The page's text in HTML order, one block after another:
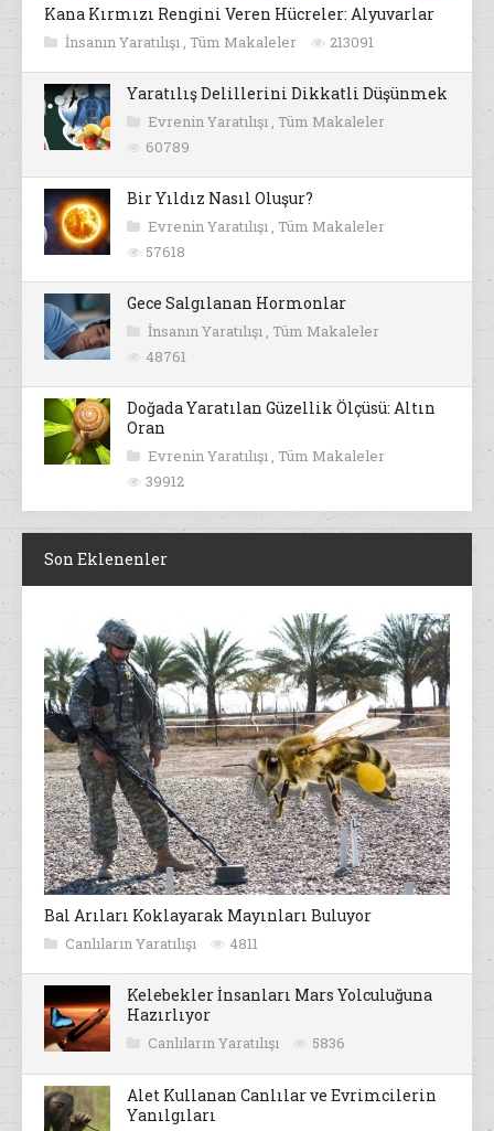
Kana Kırmızı Rengini Veren Hücreler: Alyuvarlar
İnsanın Yaratılışı , Tüm Makaleler 213091
Yaratılış Delillerini Dikkatli Düşünmek
Evrenin Yaratılışı , Tüm Makaleler
60789
Bir Yıldız Nasıl Oluşur?
Evrenin Yaratılışı , Tüm Makaleler
57618
Gece Salgılanan Hormonlar
İnsanın Yaratılışı , Tüm Makaleler
48761
Doğada Yaratılan Güzellik Ölçüsü: Altın
Oran
Evrenin Yaratılışı , Tüm Makaleler
39912
Son Eklenenler
Bal Arıları Koklayarak Mayınları Buluyor
Canlıların Yaratılışı 4811
Kelebekler İnsanları Mars Yolculuğuna
Hazırlıyor
Canlıların Yaratılışı 5836
Alet Kullanan Canlılar ve Evrimcilerin
Yanılgıları